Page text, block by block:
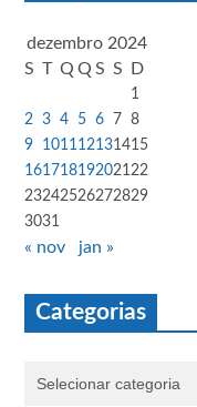
dezembro 2024
S T Q Q S S D
1
2
3 4 5 6 7 8
9
1011 12131415
161718192021 22
23242526272829
3031
« nov jan »
Categorias